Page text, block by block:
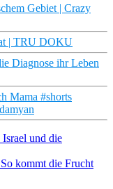
Gebiet | Crazy
| TRU DOKU
Diagnose ihr Leben
Mama #shorts
und die
kommt die Frucht